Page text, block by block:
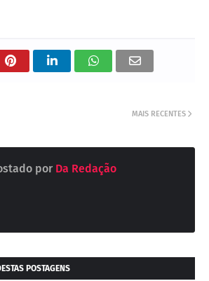
MAIS RECENTES
por Da Redação
POSTAGENS